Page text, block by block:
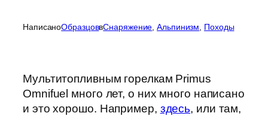
НаписаноОбразцоввCнаряжение, Альпинизм, Походы
Мультитопливным горелкам Primus
Omnifuel много лет, о них много написано
и это хорошо. Например, здесь, или там,